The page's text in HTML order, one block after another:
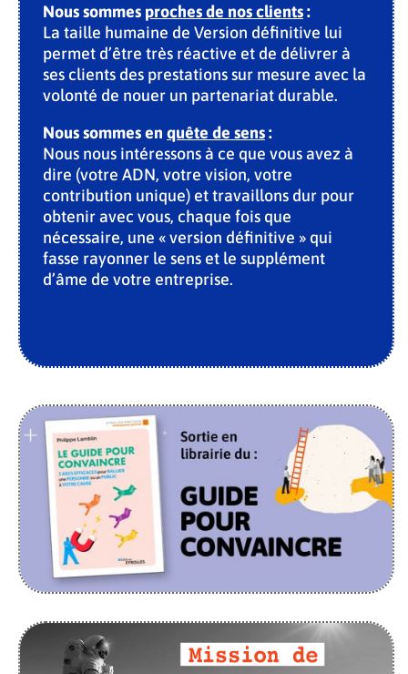
Nous sommesproches de nos clients:
La taille humaine de Version définitive lui
permet d’être très réactive et de délivrer à
ses clients des prestations sur mesure avec la
volonté de nouer un partenariat durable.
Nous sommes en quête de sens:
Nous nous intéressons à ce que vous avez à
dire (votre ADN, votre vision, votre
contribution unique) et travaillons dur pour
obtenir avec vous, chaque fois que
nécessaire, une « version définitive » qui
fasse rayonner le sens et le supplément
d’âme de votre entreprise.